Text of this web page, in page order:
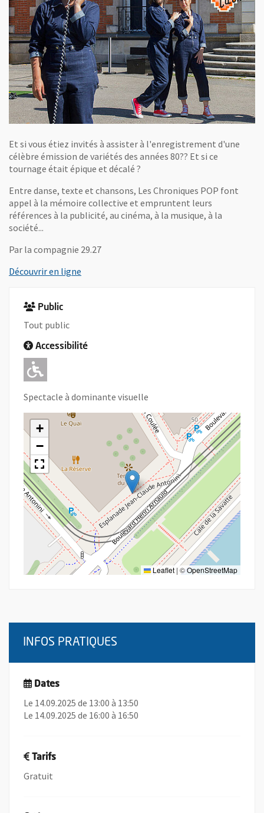
Et si vous étiez invités à assister à l'enregistrement d'une
célèbre émission de variétés des années 80?? Et si ce
tournage était épique et décalé ?
Entre danse, texte et chansons, Les Chroniques POP font
appel à la mémoire collective et empruntent leurs
références à la publicité, au cinéma, à la musique, à la
société...
Par la compagnie 29.27
Découvrir en ligne
Public
Tout public
Accessibilité
Adapté pour l'handicap Moteur
Spectacle à dominante visuelle
+
−
Leaflet | ©OpenStreetMap
INFOS PRATIQUES
Dates
Le 14.09.2025 de 13:00 à 13:50
Le 14.09.2025 de 16:00 à 16:50
Tarifs
Gratuit